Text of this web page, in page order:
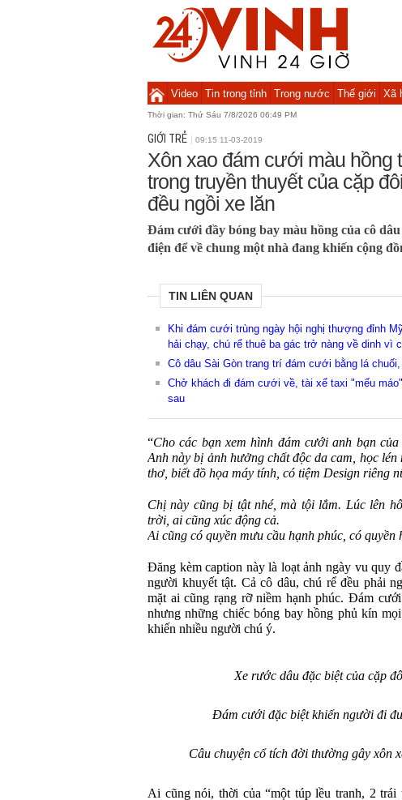
Video Tin trong tỉnh Trong nước Thế giới Xã
Thời gian: Thứ Sáu 7/8/2026 06:49 PM
GIỚI TRẺ 09:15 11-03-2019
Xôn xao đám cưới màu hồng
trong truyền thuyết của cặp
đều ngồi xe lăn
Đám cưới đầy bóng bay màu hồng của cô
điện để về chung một nhà đang khiến cộng
TIN LIÊN QUAN
Khi đám cưới trùng ngày hội nghị thượng đỉnh
hải chạy, chú rể thuê ba gác trở nàng về dinh vì
Cô dâu Sài Gòn trang trí đám cưới bằng lá chuối,
Chở khách đi đám cưới về, tài xế taxi "mếu
sau
“Cho các bạn xem hình đám cưới anh bạn
Anh này bị ảnh hưởng chất độc da cam, học
thơ, biết đồ họa máy tính, có tiệm Design riêng
Chị này cũng bị tật nhé, mà tội lắm. Lúc lên
trời, ai cũng xúc động cả.
Ai cũng có quyền mưu cầu hạnh phúc, có quyền
Đăng kèm caption này là loạt ảnh ngày vu quy
người khuyết tật. Cả cô dâu, chú rể đều phải
mặt ai cũng rạng rỡ niềm hạnh phúc. Đám
nhưng những chiếc bóng bay hồng phủ kín
khiến nhiều người chú ý.
Xe rước dâu đặc biệt của cặp
Đám cưới đặc biệt khiến người đi
Câu chuyện cổ tích đời thường gây xôn
Ai cũng nói, thời của “một túp lều tranh, 2 trái